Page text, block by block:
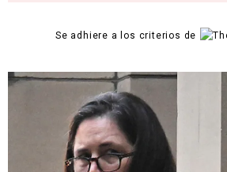
Se adhiere a los criterios de